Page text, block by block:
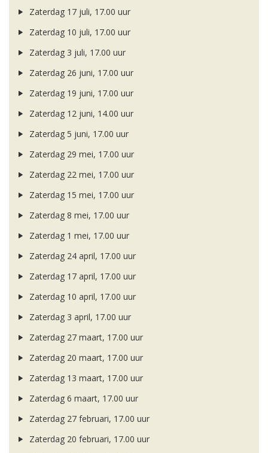
Zaterdag 17 juli, 17.00 uur
Zaterdag 10 juli, 17.00 uur
Zaterdag 3 juli, 17.00 uur
Zaterdag 26 juni, 17.00 uur
Zaterdag 19 juni, 17.00 uur
Zaterdag 12 juni, 14.00 uur
Zaterdag 5 juni, 17.00 uur
Zaterdag 29 mei, 17.00 uur
Zaterdag 22 mei, 17.00 uur
Zaterdag 15 mei, 17.00 uur
Zaterdag 8 mei, 17.00 uur
Zaterdag 1 mei, 17.00 uur
Zaterdag 24 april, 17.00 uur
Zaterdag 17 april, 17.00 uur
Zaterdag 10 april, 17.00 uur
Zaterdag 3 april, 17.00 uur
Zaterdag 27 maart, 17.00 uur
Zaterdag 20 maart, 17.00 uur
Zaterdag 13 maart, 17.00 uur
Zaterdag 6 maart, 17.00 uur
Zaterdag 27 februari, 17.00 uur
Zaterdag 20 februari, 17.00 uur